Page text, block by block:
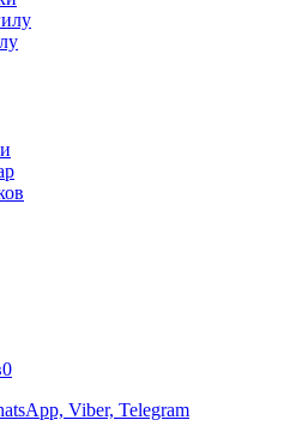
0
Viber, Telegram